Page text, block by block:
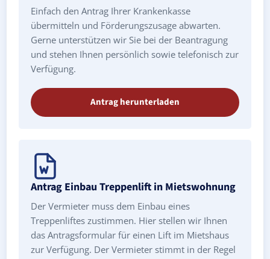
Einfach den Antrag Ihrer Krankenkasse
übermitteln und Förderungszusage abwarten.
Gerne unterstützen wir Sie bei der Beantragung
und stehen Ihnen persönlich sowie telefonisch zur
Verfügung.
Antrag herunterladen
Antrag Einbau Treppenlift in Mietswohnung
Der Vermieter muss dem Einbau eines
Treppenliftes zustimmen. Hier stellen wir Ihnen
das Antragsformular für einen Lift im Mietshaus
zur Verfügung. Der Vermieter stimmt in der Regel